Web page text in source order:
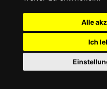
Alle
Ich